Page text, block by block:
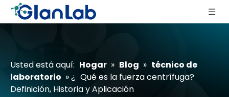
Usted está aquí: Hogar » Blog » técnico de
laboratorio » ¿ Qué es la fuerza centrífuga?
Definición, Historia y Aplicación